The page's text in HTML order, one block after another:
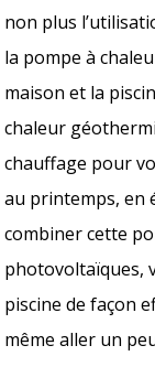
non plus
la pompe à
maison et la
chaleur
chauffage pour
au printemps, en
combiner cette
photovoltaïques,
piscine de façon
même aller un